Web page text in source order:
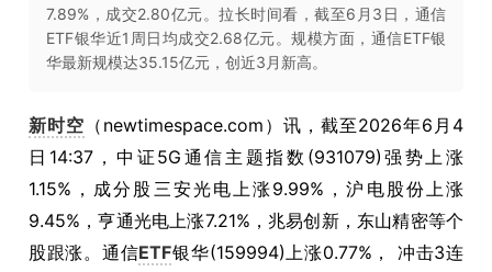
7.89%，成交2.80亿元。拉长时间看，截至6月3日，通信
ETF银华近1周日均成交2.68亿元。规模方面，通信ETF银
华最新规模达35.15亿元，创近3月新高。
新时空 （newtimespace.com）讯，截至2026年6月4
日14:37，中证5G通信主题指数(931079)强势上涨
1.15%，成分股三安光电上涨9.99%，沪电股份上涨
9.45%，亨通光电上涨7.21%，兆易创新，东山精密等个
股跟涨。通信ETF银华(159994)上涨0.77%， 冲击3连